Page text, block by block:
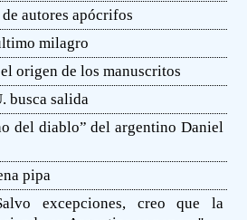
autores apócrifos
milagro
origen de los manuscritos
busca salida
del diablo” del argentino Daniel
pipa
excepciones, creo que la